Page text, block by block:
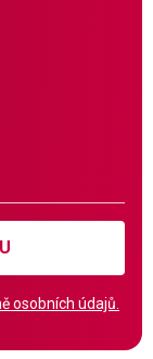
osobních údajů.